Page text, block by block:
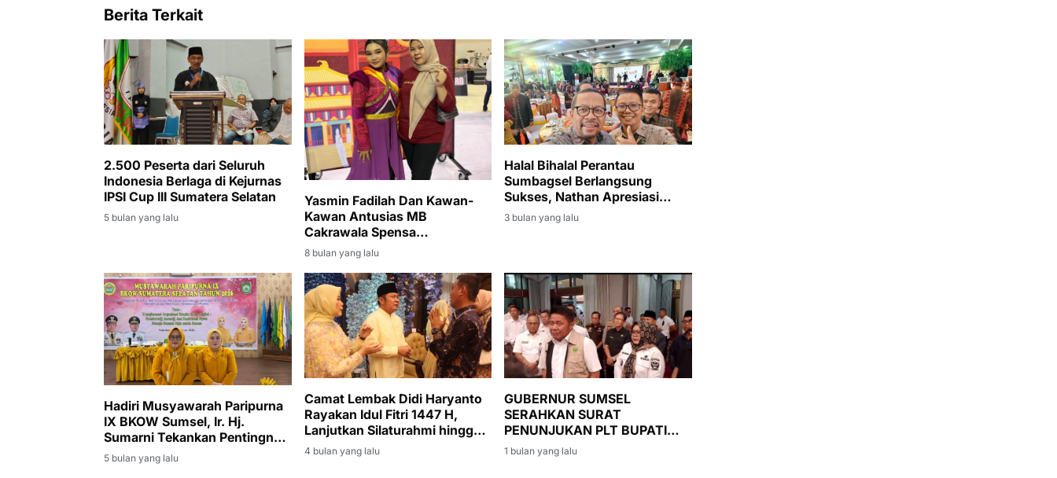
Berita Terkait
2.500 Peserta dari Seluruh
Indonesia Berlaga di Kejurnas
IPSI Cup III Sumatera Selatan
5 bulan yang lalu
Yasmin Fadilah Dan Kawan-
Kawan Antusias MB
Cakrawala Spensa
Pertahankan Juara di Piala
Menpora
8 bulan yang lalu
Halal Bihalal Perantau
Sumbagsel Berlangsung
Sukses, Nathan Apresiasi
Kolaborasi Lintas Pimpinan
3 bulan yang lalu
Hadiri Musyawarah Paripurna
IX BKOW Sumsel, Ir. Hj.
Sumarni Tekankan Pentingnya
Transformasi Digital
Organisasi Perempuan
5 bulan yang lalu
Camat Lembak Didi Haryanto
Rayakan Idul Fitri 1447 H,
Lanjutkan Silaturahmi hingga
ke Rumah Gubernur Sumsel
4 bulan yang lalu
GUBERNUR SUMSEL
SERAHKAN SURAT
PENUNJUKAN PLT BUPATI
MUARA ENIM, SUMARNI
DIMINTA JAGA STABILITAS
1 bulan yang lalu